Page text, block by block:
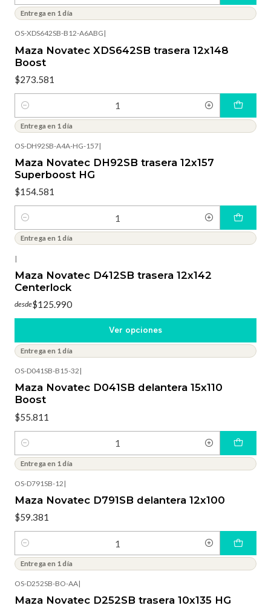
Entrega en 1 día
OS-XDS642SB-B12-A6ABG |
Maza Novatec XDS642SB trasera 12x148
Boost
$273.581
Cantidad
Entrega en 1 día
OS-DH92SB-A4A-HG-157|
Maza Novatec DH92SB trasera 12x157
Superboost HG
$154.581
Cantidad
Entrega en 1 día
|
Maza Novatec D412SB trasera 12x142
Centerlock
desde$125.990
Ver opciones
Entrega en 1 día
OS-D041SB-B15-32 |
Maza Novatec D041SB delantera 15x110
Boost
$55.811
Cantidad
Entrega en 1 día
OS-D791SB-12 |
Maza Novatec D791SB delantera 12x100
$59.381
Cantidad
Entrega en 1 día
OS-D252SB-BO-AA|
Maza Novatec D252SB trasera 10x135 HG